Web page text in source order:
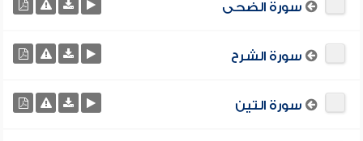
سورة الضحى
سورة الشرح
سورة التين